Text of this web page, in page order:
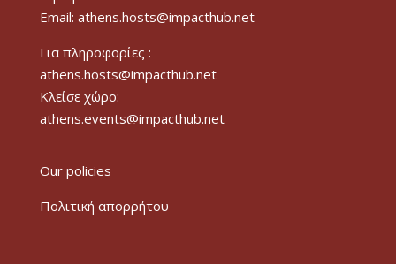
Email: athens.hosts@impacthub.net
Για πληροφορίες :
athens.hosts@impacthub.net
Κλείσε χώρο:
athens.events@impacthub.net
Our policies
Πολιτική απορρήτου